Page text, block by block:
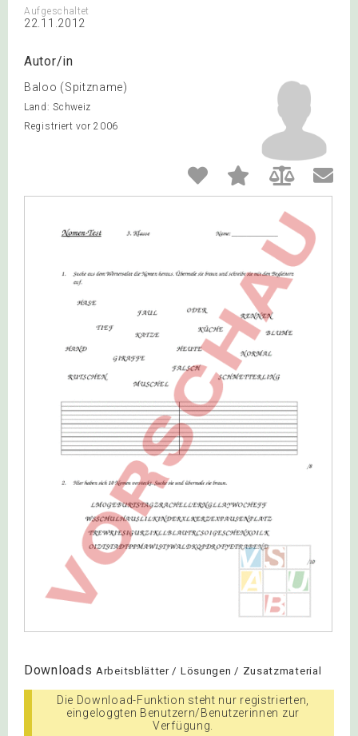
Aufgeschaltet
22.11.2012
Autor/in
Baloo (Spitzname)
Land: Schweiz
Registriert vor 2006
Downloads Arbeitsblätter / Lösungen / Zusatzmaterial
Die Download-Funktion steht nur registrierten,
eingeloggten Benutzern/Benutzerinnen zur
Verfügung.